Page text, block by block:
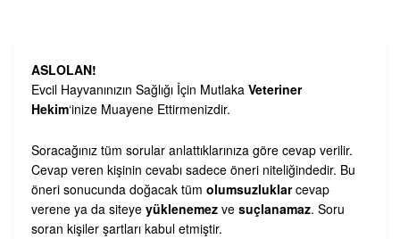
ASLOLAN!
Evcil Hayvanınızın Sağlığı İçin Mutlaka Veteriner
Hekim‘inize Muayene Ettirmenizdir.
Soracağınız tüm sorular anlattıklarınıza göre cevap verilir.
Cevap veren kişinin cevabı sadece öneri niteliğindedir. Bu
öneri sonucunda doğacak tüm olumsuzluklarcevap
verene ya da siteye yüklenemez ve suçlanamaz. Soru
soran kişiler şartları kabul etmiştir.